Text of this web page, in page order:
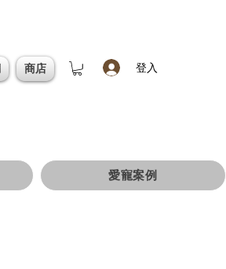
商店 登入
愛寵案例